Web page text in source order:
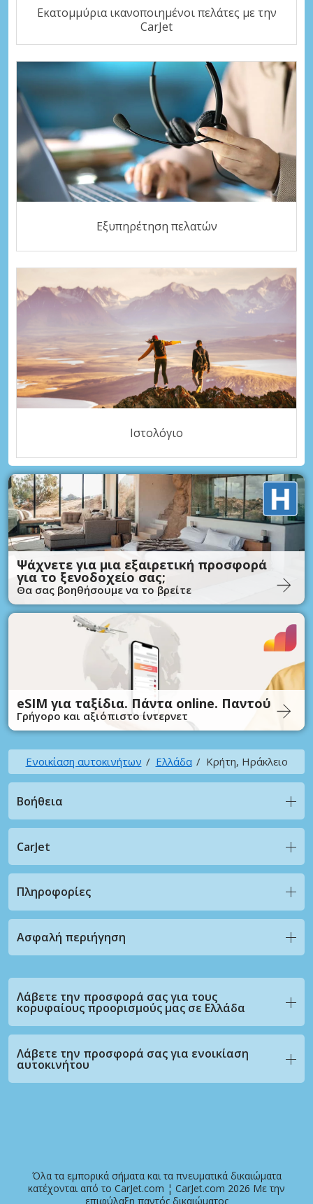
Εκατομμύρια ικανοποιημένοι πελάτες με την
CarJet
Εξυπηρέτηση πελατών
Ιστολόγιο
Ψάχνετε για μια εξαιρετική προσφορά
για το ξενοδοχείο σας;
Θα σας βοηθήσουμε να το βρείτε
eSIM για ταξίδια. Πάντα online. Παντού
Γρήγορο και αξιόπιστο ίντερνετ
Ενοικίαση αυτοκινήτων Ελλάδα Κρήτη, Ηράκλειο
Βοήθεια
CarJet
Πληροφορίες
Ασφαλή περιήγηση
Λάβετε την προσφορά σας για τους
κορυφαίους προορισμούς μας σε Ελλάδα
Λάβετε την προσφορά σας για ενοικίαση
αυτοκινήτου
Όλα τα εμπορικά σήματα και τα πνευματικά δικαιώματα
κατέχονται από το CarJet.com ¦ CarJet.com 2026 Με την
επιφύλαξη παντός δικαιώματος